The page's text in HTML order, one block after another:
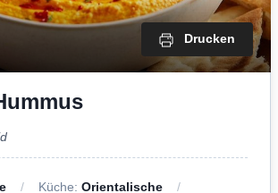
Drucken
Küche: Orientalische